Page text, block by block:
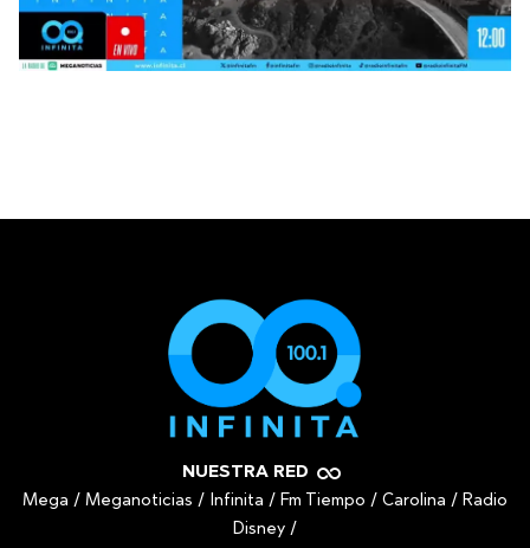
NUESTRA RED
Mega / Meganoticias / Infinita / Fm Tiempo / Carolina / Radio
Disney /